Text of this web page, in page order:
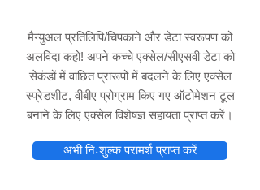
मैन्युअल प्रतिलिपि/चिपकाने और डेटा स्वरूपण को
अलविदा कहो! अपने कच्चे एक्सेल/सीएसवी डेटा को
सेकंडों में वांछित प्रारूपों में बदलने के लिए एक्सेल
स्प्रेडशीट, वीबीए प्रोग्राम किए गए ऑटोमेशन टूल
बनाने के लिए एक्सेल विशेषज्ञ सहायता प्राप्त करें।
अभी निःशुल्क परामर्श प्राप्त करें